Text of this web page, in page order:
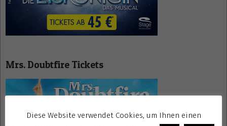
Mrs. Doubtfire Tickets
Diese Website verwendet Cookies, um Ihnen einen